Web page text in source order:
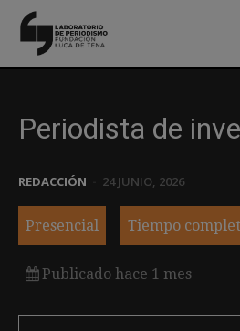
Periodista de
REDACCIÓN 24 JUNIO, 2026
Presencial Tiempo
Publicado hace 1 mes